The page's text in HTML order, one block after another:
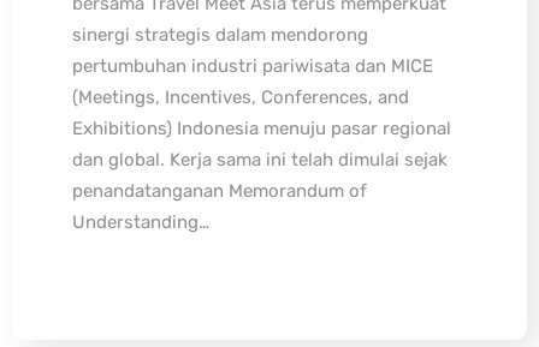
sinergi strategis dalam mendorong
pertumbuhan industri pariwisata dan MICE
(Meetings, Incentives, Conferences, and
Exhibitions) Indonesia menuju pasar regional
dan global. Kerja sama ini telah dimulai sejak
penandatanganan Memorandum of
Understanding…